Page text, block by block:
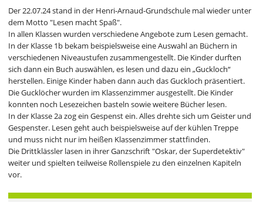
Der 22.07.24 stand in der Henri-Arnaud-Grundschule mal wieder unter
dem Motto "Lesen macht Spaß".
In allen Klassen wurden verschiedene Angebote zum Lesen gemacht.
In der Klasse 1b bekam beispielsweise eine Auswahl an Büchern in
verschiedenen Niveaustufen zusammengestellt. Die Kinder durften
sich dann ein Buch auswählen, es lesen und dazu ein „Guckloch“
herstellen. Einige Kinder haben dann auch das Guckloch präsentiert.
Die Gucklöcher wurden im Klassenzimmer ausgestellt. Die Kinder
konnten noch Lesezeichen basteln sowie weitere Bücher lesen.
In der Klasse 2a zog ein Gespenst ein. Alles drehte sich um Geister und
Gespenster. Lesen geht auch beispielsweise auf der kühlen Treppe
und muss nicht nur im heißen Klassenzimmer stattfinden.
Die Drittklässler lasen in ihrer Ganzschrift "Oskar, der Superdetektiv"
weiter und spielten teilweise Rollenspiele zu den einzelnen Kapiteln
vor.